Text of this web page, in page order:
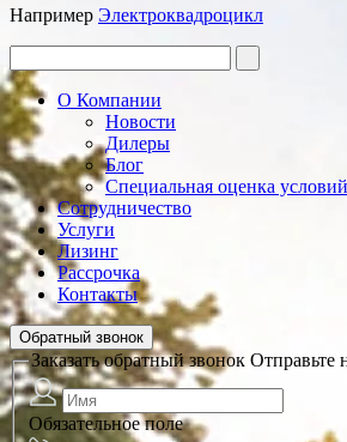
Например Электроквадроцикл
О Компании
Новости
Дилеры
Блог
Специальная оценка
Сотрудничество
Услуги
Лизинг
Рассрочка
Контакты
Обратный звонок
Заказать обратный звонок Отправьте
Обязательное поле